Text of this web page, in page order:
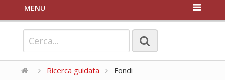
MENU
Ricerca guidata Fondi